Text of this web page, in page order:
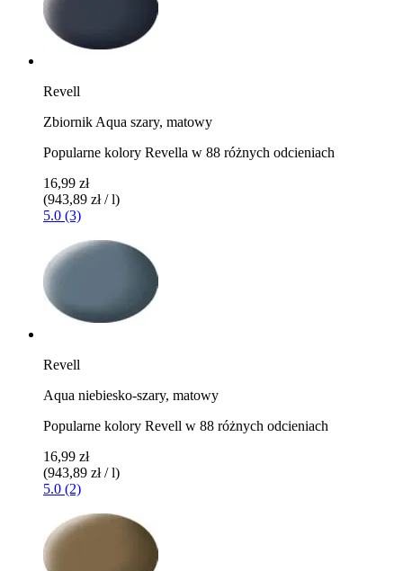
Revell
Zbiornik Aqua szary, matowy
Popularne kolory Revella w 88 różnych odcieniach
16,99 zł
(943,89 zł / l)
5.0 (3)
Revell
Aqua niebiesko-szary, matowy
Popularne kolory Revell w 88 różnych odcieniach
16,99 zł
(943,89 zł / l)
5.0 (2)